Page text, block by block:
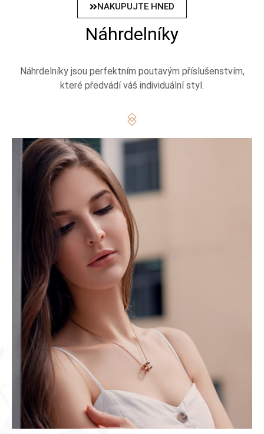
NAKUPUJTE HNED
Náhrdelníky
Náhrdelníky jsou perfektním poutavým příslušenstvím,
které předvádí váš individuální styl.